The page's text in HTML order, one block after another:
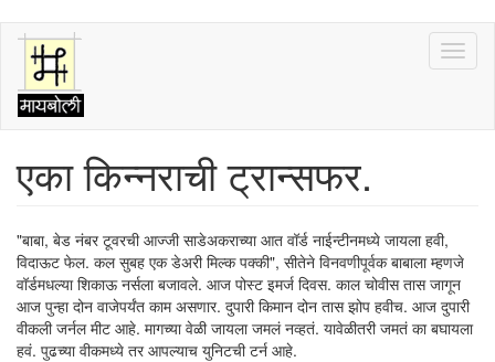
Skip
main
content
एका किन्नराची ट्रान्सफर.
"बाबा, बेड नंबर टूवरची आज्जी साडेअकराच्या आत वॉर्ड नाईन्टीनमध्ये जायला हवी,
विदाऊट फेल. कल सुबह एक डेअरी मिल्क पक्की", सीतेने विनवणीपूर्वक बाबाला म्हणजे
वॉर्डमधल्या शिकाऊ नर्सला बजावले. आज पोस्ट इमर्ज दिवस. काल चोवीस तास जागून
आज पुन्हा दोन वाजेपर्यंत काम असणार. दुपारी किमान दोन तास झोप हवीच. आज दुपारी
वीकली जर्नल मीट आहे. मागच्या वेळी जायला जमलं नव्हतं. यावेळीतरी जमतं का बघायला
हवं. पुढच्या वीकमध्ये तर आपल्याच युनिटची टर्न आहे.